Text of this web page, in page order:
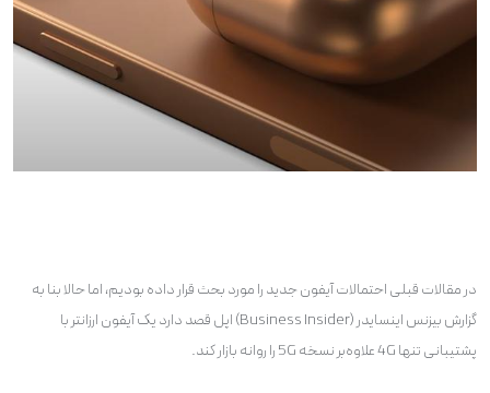
در مقالات قبلی احتمالات آیفون جدید را مورد بحث قرار داده بودیم، اما حالا بنا به
گزارش بیزنس اینسایدر (Business Insider) اپل قصد دارد یک آیفون ارزانتر با
پشتیبانی تنها 4G علاوه‌بر نسخه 5G را روانه بازار کند.